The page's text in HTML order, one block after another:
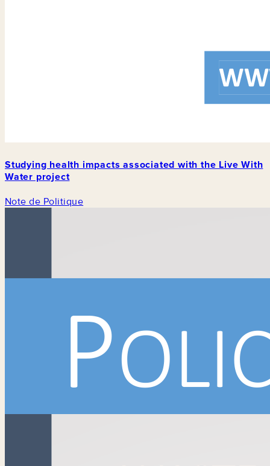
Studying health impacts associated with the Live With
Water project
Note de Politique